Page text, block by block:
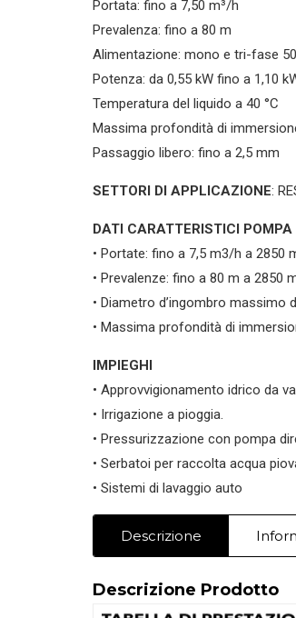
Portata: fino a 7,50 m³/h
Prevalenza: fino a 80 m
Alimentazione: mono e tri-fase
Potenza: da 0,55 kW fino a 1,10
Temperatura del liquido a 40 °C
Massima profondità di
Passaggio libero: fino a 2,5 mm
SETTORI DI APPLICAZIONE:
DATI CARATTERISTICI POMPA
• Portate: fino a 7,5 m3/h a 2850
• Prevalenze: fino a 80 m a 2850
• Diametro d’ingombro massimo
• Massima profondità di
IMPIEGHI
• Approvvigionamento idrico da
• Irrigazione a pioggia.
• Pressurizzazione con pompa
• Serbatoi per raccolta acqua
• Sistemi di lavaggio auto
Descrizione
Descrizione Prodotto